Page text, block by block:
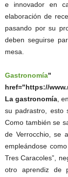
e innovador en
elaboración de
pasando por su
deben seguirse
mesa.
Gastronomía"
href="https://
La gastronomía ,
su padrastro, esto
Como también se
de Verrocchio, se
empleándose
Tres Caracoles”,
otro aprendiz de